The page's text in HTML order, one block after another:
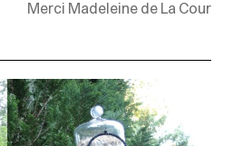
Merci Madeleine de La Cour